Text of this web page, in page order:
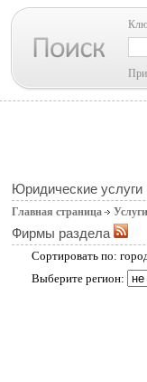
Юридические услуги
Главная страница
Фирмы раздела
Сортировать по:
Выберите регион: